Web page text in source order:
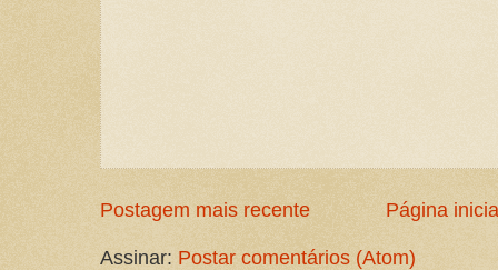
Postagem mais recente Página
Assinar: Postar comentários (Atom)